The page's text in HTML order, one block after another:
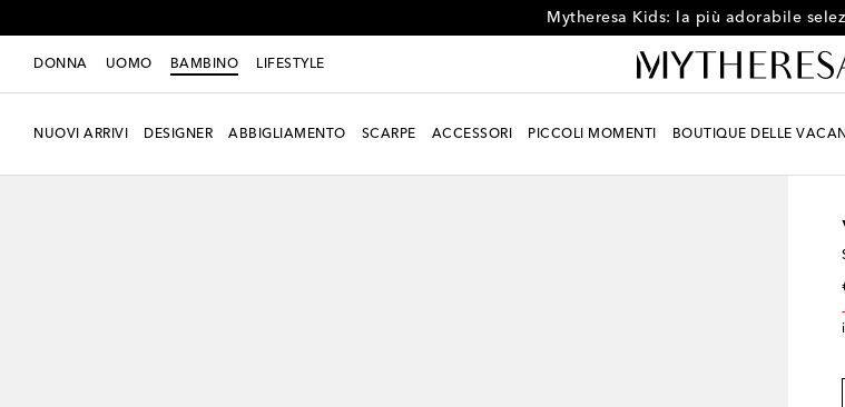
Mytheresa Kids: la più adorabile
DONNA UOMO BAMBINO LIFESTYLE
NUOVI ARRIVI DESIGNER ABBIGLIAMENTO SCARPE ACCESSORI PICCOLI MOMENTI BOUTIQUE DELLE